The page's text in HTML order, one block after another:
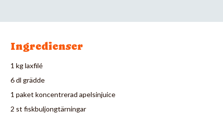
Ingredienser
1 kg laxfilé
6 dl grädde
1 paket koncentrerad apelsinjuice
2 st fiskbuljongtärningar